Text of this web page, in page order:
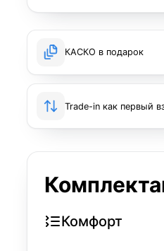
КАСКО в подарок
Trade-in как первый
Комфорт